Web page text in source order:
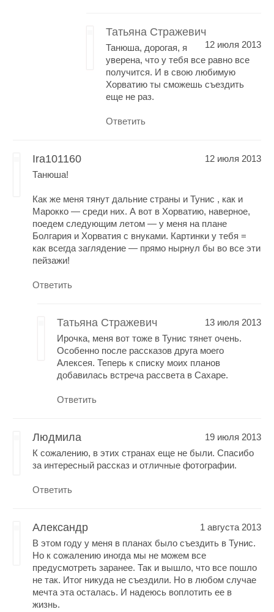
Татьяна Стражевич
12 июля 2013
Танюша, дорогая, я
уверена, что у тебя все равно все
получится. И в свою любимую
Хорватию ты сможешь съездить
еще не раз.
Ответить
Ira101160
12 июля 2013
Танюша!
Как же меня тянут дальние страны и Тунис , как и
Марокко — среди них. А вот в Хорватию, наверное,
поедем следующим летом — у меня на плане
Болгария и Хорватия с внуками. Картинки у тебя =
как всегда заглядение — прямо нырнул бы во все эти
пейзажи!
Ответить
Татьяна Стражевич
13 июля 2013
Ирочка, меня вот тоже в Тунис тянет очень.
Особенно после рассказов друга моего
Алексея. Теперь к списку моих планов
добавилась встреча рассвета в Сахаре.
Ответить
Людмила
19 июля 2013
К сожалению, в этих странах еще не были. Спасибо
за интересный рассказ и отличные фотографии.
Ответить
Александр
1 августа 2013
В этом году у меня в планах было съездить в Тунис.
Но к сожалению иногда мы не можем все
предусмотреть заранее. Так и вышло, что все пошло
не так. Итог никуда не съездили. Но в любом случае
мечта эта осталась. И надеюсь воплотить ее в
жизнь.